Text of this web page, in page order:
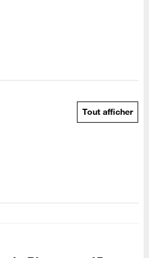
Tout afficher